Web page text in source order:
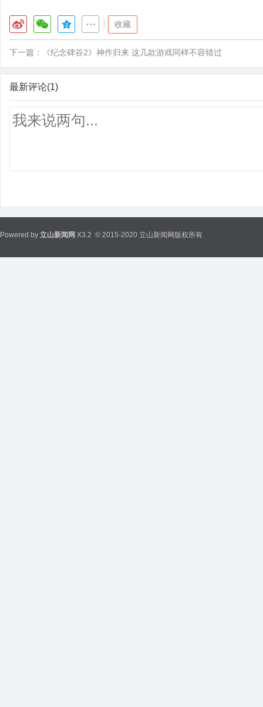
收藏
下一篇： 《纪念碑谷2》神作归来 这几款游戏同样不容错过
最新评论(1)
Powered by 立山新闻网 X3.2 © 2015-2020 立山新闻网版权所有